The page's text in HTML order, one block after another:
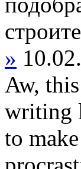
»
Aw,
writing
to